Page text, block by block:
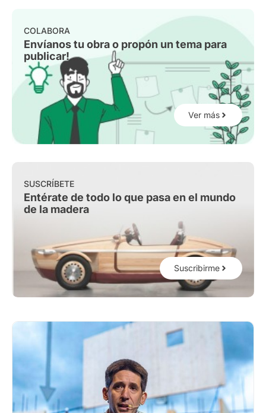
COLABORA
Envíanos tu obra o propón un tema para
publicar!
Ver más
SUSCRÍBETE
Entérate de todo lo que pasa en el mundo
de la madera
Suscribirme